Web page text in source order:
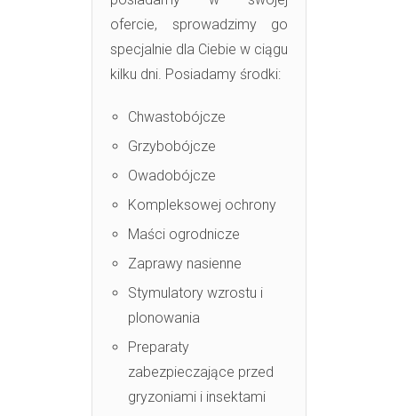
ofercie, sprowadzimy go
specjalnie dla Ciebie w ciągu
kilku dni. Posiadamy środki:
Chwastobójcze
Grzybobójcze
Owadobójcze
Kompleksowej ochrony
Maści ogrodnicze
Zaprawy nasienne
Stymulatory wzrostu i
plonowania
Preparaty
zabezpieczające przed
gryzoniami i insektami